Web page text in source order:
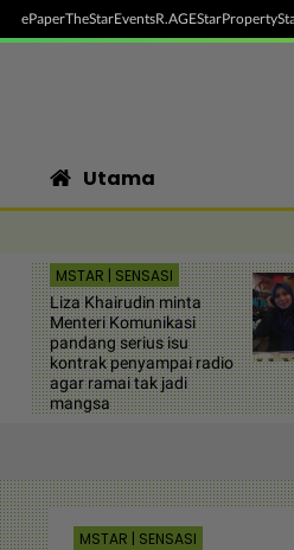
ePaperTheStarEventsR.AGEStarProperty
Utama
MSTAR | SENSASI
Liza Khairudin minta
Menteri Komunikasi
pandang serius isu
kontrak penyampai radio
agar ramai tak jadi
mangsa
MSTAR | SENSASI